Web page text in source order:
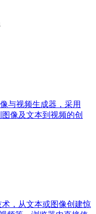
与视频生成器，采用
像及文本到视频的创
术，从文本或图像创建惊